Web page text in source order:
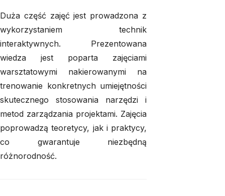
Duża część zajęć jest prowadzona z
wykorzystaniem technik
interaktywnych. Prezentowana
wiedza jest poparta zajęciami
warsztatowymi nakierowanymi na
trenowanie konkretnych umiejętności
skutecznego stosowania narzędzi i
metod zarządzania projektami. Zajęcia
poprowadzą teoretycy, jak i praktycy,
co gwarantuje niezbędną
różnorodność.